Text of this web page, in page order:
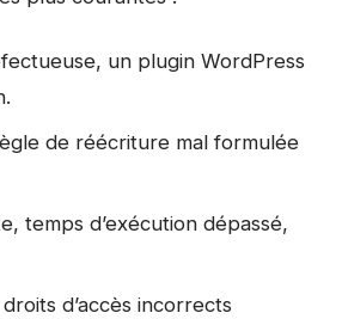
un plugin WordPress
de réécriture mal formulée
temps d’exécution dépassé,
d’accès incorrects